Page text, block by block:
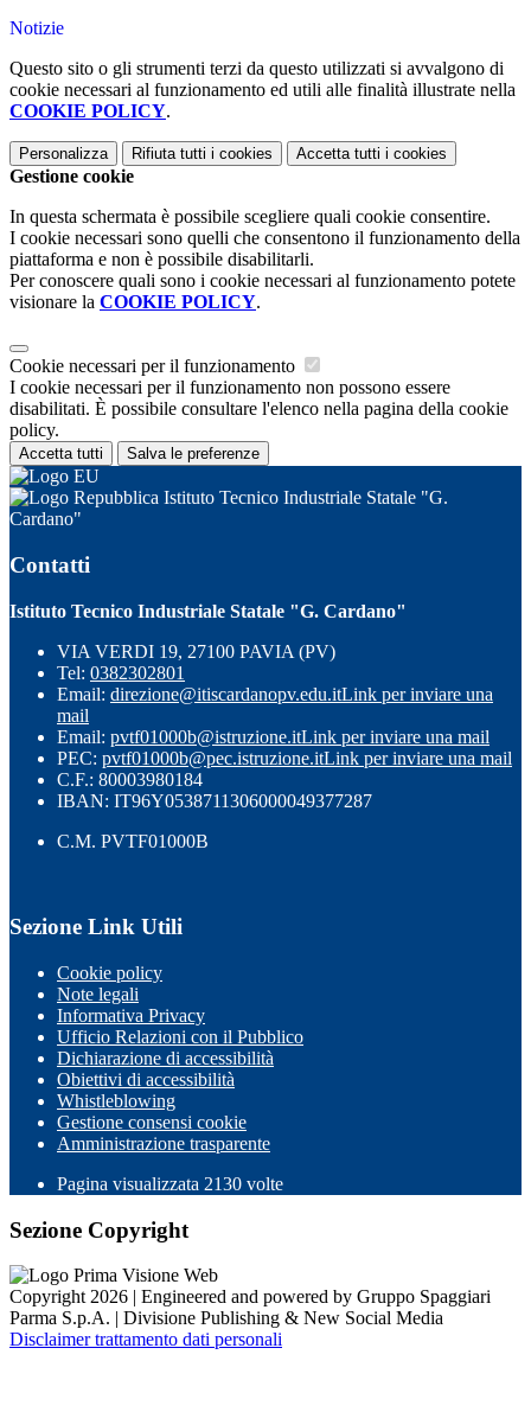
Notizie
Questo sito o gli strumenti terzi da questo utilizzati si avvalgono di
cookie necessari al funzionamento ed utili alle finalità illustrate nella
COOKIE POLICY.
Personalizza Rifiuta tutti i cookies Accetta tutti i cookies
Gestione cookie
In questa schermata è possibile scegliere quali cookie consentire.
I cookie necessari sono quelli che consentono il funzionamento della
piattaforma e non è possibile disabilitarli.
Per conoscere quali sono i cookie necessari al funzionamento potete
visionare la COOKIE POLICY.
Cookie necessari per il funzionamento
I cookie necessari per il funzionamento non possono essere
disabilitati. È possibile consultare l'elenco nella pagina della cookie
policy.
Accetta tutti Salva le preferenze
Istituto Tecnico Industriale Statale "G.
Cardano"
Contatti
Istituto Tecnico Industriale Statale "G. Cardano"
VIA VERDI 19, 27100 PAVIA (PV)
Tel: 0382302801
Email: direzione@itiscardanopv.edu.itLink per inviare una
mail
Email: pvtf01000b@istruzione.itLink per inviare una mail
PEC: pvtf01000b@pec.istruzione.itLink per inviare una mail
C.F.: 80003980184
IBAN: IT96Y0538711306000049377287
C.M. PVTF01000B
Sezione Link Utili
Cookie policy
Note legali
Informativa Privacy
Ufficio Relazioni con il Pubblico
Dichiarazione di accessibilità
Obiettivi di accessibilità
Whistleblowing
Gestione consensi cookie
Amministrazione trasparente
Pagina visualizzata 2130 volte
Sezione Copyright
Copyright 2026 | Engineered and powered by Gruppo Spaggiari
Parma S.p.A. | Divisione Publishing & New Social Media
Disclaimer trattamento dati personali